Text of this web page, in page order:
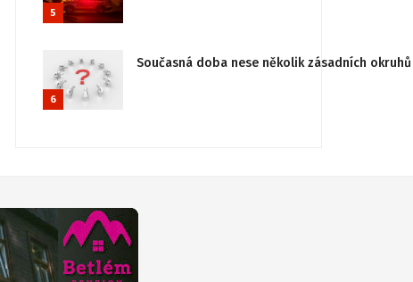
5
6
Současná doba nese několik zásadních